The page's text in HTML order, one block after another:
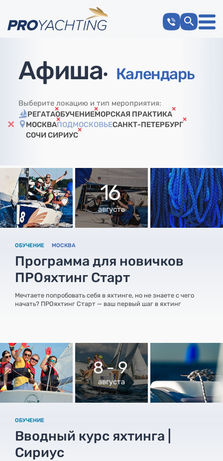
Афиша• Календарь
Выберите локацию и тип мероприятия:
РЕГАТАОБУЧЕНИЕМОРСКАЯ ПРАКТИКА
МОСКВАПОДМОСКОВЬЕСАНКТ-ПЕТЕРБУРГ
СОЧИ СИРИУС
16
августа
ОБУЧЕНИЕ МОСКВА
Программа для новичков
ПРОяхтинг Старт
Мечтаете попробовать себя в яхтинге, но не знаете с чего
начать? ПРОяхтинг Старт — ваш первый шаг в яхтинг
8 - 9
августа
ОБУЧЕНИЕ
Вводный курс яхтинга |
Сириус